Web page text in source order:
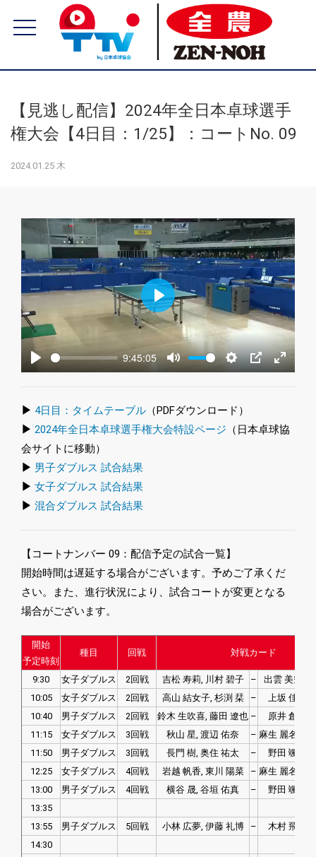
【見逃し配信】2024年全日本卓球選手
権大会【4日目：1/25】：コートNo. 09
2024.01.25 木
Play
9:45:05
Mute Settings
PIP Enter
Play
▶ 4日目：タイムテーブル （PDFダウンロード）
▶ 2024年全日本卓球選手権大会特設ページ （日本卓球協
会サイトに移動）
▶ 男子ダブルス 試合結果
▶ 女子ダブルス 試合結果
▶ 混合ダブルス 試合結果
【コートナンバー 09：配信予定の試合一覧】
開始時間は遅延する場合がございます。予めご了承くだ
さい。また、進行状況により、試合コートが変更となる
場合がございます。
開始
予定時刻
種目 回戦 対戦カード
9:30 女子ダブルス 2回戦 吉松 寿莉, 川村 碧子 –
出雲 美空,
10:05
女子ダブルス 2回戦 高山 結女子, 杉渕 栞 –
上坂 佳恋,
10:40
男子ダブルス 2回戦 鈴木 生吹喜, 藤田 遼也 –
原井 創旦,
11:15
女子ダブルス 3回戦 秋山 星, 渡辺 佑奈 – 麻生 麗名, 笹
11:50
男子ダブルス 3回戦 長門 樹, 奥住 祐太 –
野田 颯太,
12:25
女子ダブルス 4回戦 岩越 帆香, 東川 陽菜 – 麻生 麗名, 笹
13:00
男子ダブルス 4回戦 横谷 晟, 谷垣 佑真 –
野田 颯太,
13:35
13:55
男子ダブルス 5回戦 小林 広夢, 伊藤 礼博 –
木村 飛翔,
14:30